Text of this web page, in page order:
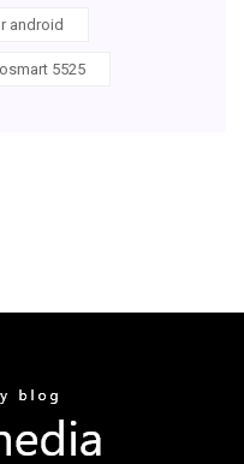
android
5525